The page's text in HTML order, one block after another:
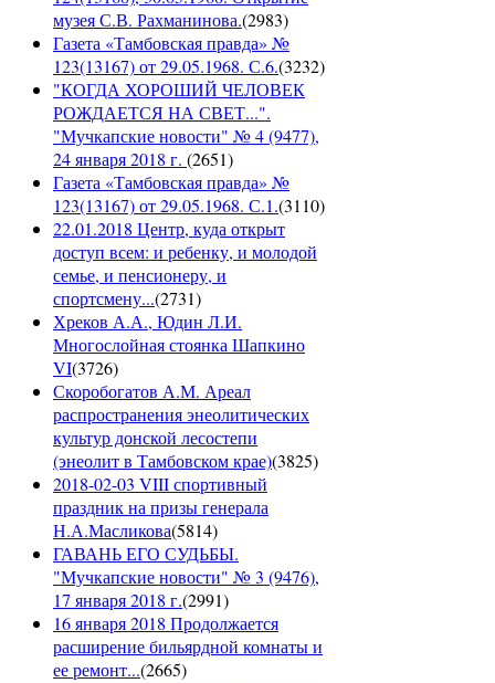
музея С.В. Рахманинова.(2983)
Газета «Тамбовская правда» №
123(13167) от 29.05.1968. С.6.(3232)
"КОГДА ХОРОШИЙ ЧЕЛОВЕК
РОЖДАЕТСЯ НА СВЕТ...".
"Мучкапские новости" № 4 (9477),
24 января 2018 г. (2651)
Газета «Тамбовская правда» №
123(13167) от 29.05.1968. С.1.(3110)
22.01.2018 Центр, куда открыт
доступ всем: и ребенку, и молодой
семье, и пенсионеру, и
спортсмену...(2731)
Хреков А.А., Юдин Л.И.
Многослойная стоянка Шапкино
VI(3726)
Скоробогатов А.М. Ареал
распространения энеолитических
культур донской лесостепи
(энеолит в Тамбовском крае)(3825)
2018-02-03 VIII спортивный
праздник на призы генерала
Н.А.Масликова(5814)
ГАВАНЬ ЕГО СУДЬБЫ.
"Мучкапские новости" № 3 (9476),
17 января 2018 г.(2991)
16 января 2018 Продолжается
расширение бильярдной комнаты и
ее ремонт...(2665)